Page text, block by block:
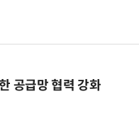
공급망 협력 강화